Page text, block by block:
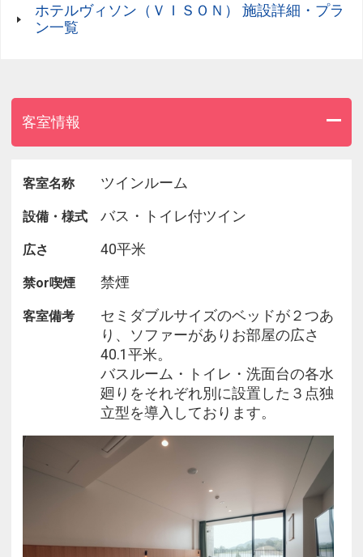
できません
～ 洋食 ～
【アンティークカフェ】cafe Tomiyama
部制：9:00
【取れたて野菜】 nouniyell
部制：7:30 / 8:30 / 9:30
ワンちゃん同行可能席
部制：7:30 / 9:00
【フレンチトースト】 Confiture H
【ホットサンド】 猿田彦珈琲
【焼きたてパン】 Mariage de Farine
部制：8:00 から 10:00
ホテルヴィソン（ＶＩＳＯＮ） 施設詳細・プラ
ン一覧
客室情報
客室名称 ツインルーム
設備・様式 バス・トイレ付ツイン
広さ 40平米
禁or喫煙 禁煙
客室備考
セミダブルサイズのベッドが２つあ
り、ソファーがありお部屋の広さ
40.1平米。
バスルーム・トイレ・洗面台の各水
廻りをそれぞれ別に設置した３点独
立型を導入しております。